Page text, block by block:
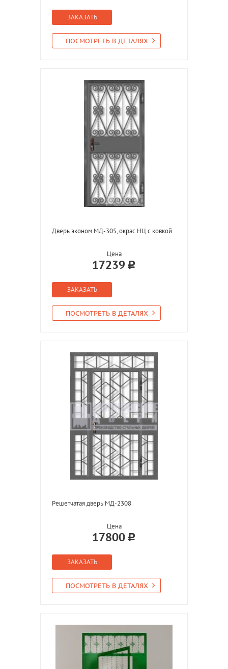
ЗАКАЗАТЬ
ПОСМОТРЕТЬ В ДЕТАЛЯХ
Дверь эконом МД-305, окрас НЦ с ковкой
Цена
17239
ЗАКАЗАТЬ
ПОСМОТРЕТЬ В ДЕТАЛЯХ
Решетчатая дверь МД-2308
Цена
17800
ЗАКАЗАТЬ
ПОСМОТРЕТЬ В ДЕТАЛЯХ